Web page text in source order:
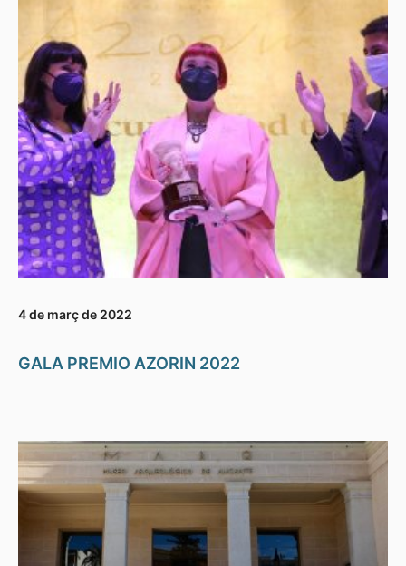
4 de març de 2022
GALA PREMIO AZORIN 2022